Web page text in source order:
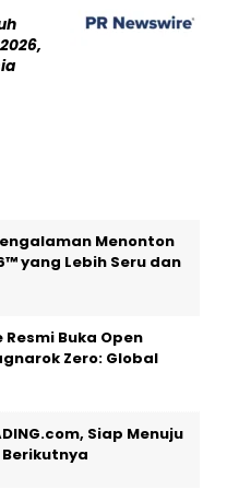
Menonton
yang Lebih Seru dan
Buka Open
Zero: Global
Siap Menuju